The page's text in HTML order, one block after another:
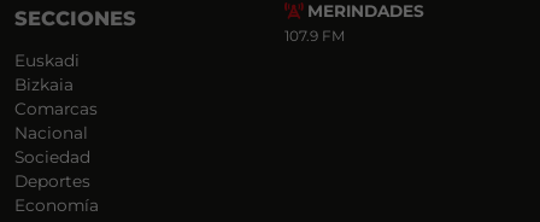
SECCIONES
Euskadi
Bizkaia
Comarcas
Nacional
Sociedad
Deportes
Economía
MERINDADES
107.9 FM